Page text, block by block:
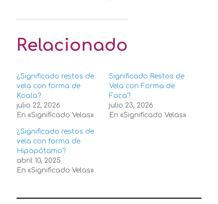
Relacionado
¿Significado restos de
vela con forma de
Koala?
julio 22, 2026
En «Significado Velas»
Significado Restos de
Vela con Forma de
Foca?
julio 23, 2026
En «Significado Velas»
¿Significado restos de
vela con forma de
Hipopótamo?
abril 10, 2025
En «Significado Velas»